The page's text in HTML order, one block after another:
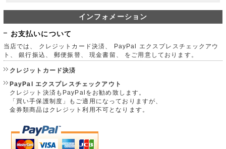
インフォメーション
お支払いについて
当店では、 クレジットカード決済、 PayPal エクスプレスチェックアウ
ト、 銀行振込、 郵便振替、 現金書留、 をご用意しております。
クレジットカード決済
PayPal エクスプレスチェックアウト
クレジット決済もPayPalをお勧め致します。
「買い手保護制度」もご適用になっておりますが、
金券類商品はクレジット利用不可となります。